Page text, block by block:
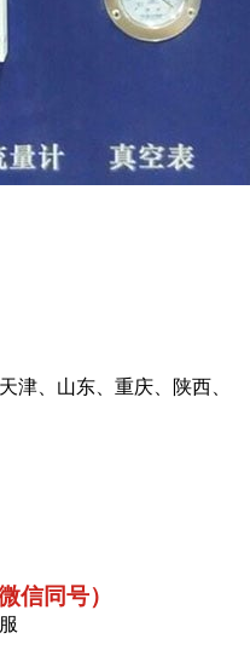
津、山东、重庆、陕西、
信同号）